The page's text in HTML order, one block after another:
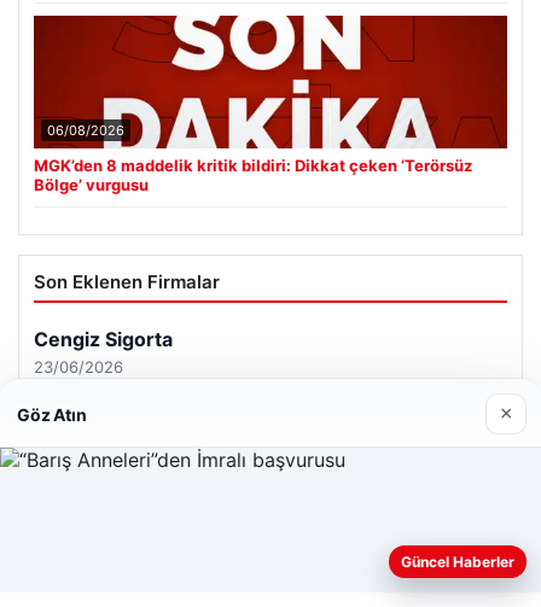
06/08/2026
MGK’den 8 maddelik kritik bildiri: Dikkat çeken ‘Terörsüz
Bölge’ vurgusu
Son Eklenen Firmalar
Web sitemizi nasıl kullandığınızı daha iyi anlayabilmek,
deneyiminizi kişiselleştirmek ve geliştirmek amacıyla çerezler
Göz Atın ×
Güncel Haberler